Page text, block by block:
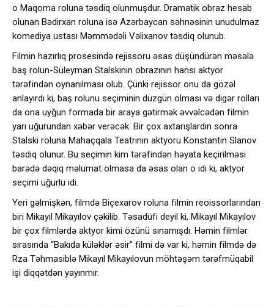
o Maqoma roluna təsdiq olunmuşdur. Dramatik obraz hesab
olunan Bədirxan roluna isə Azərbaycan səhnəsinin unudulmaz
komediya ustası Məmmədəli Vəlixanov təsdiq olunub.
Filmin hazırlıq prosesində rejissoru əsas düşündürən məsələ
baş rolun-Süleyman Stalskinin obrazının hansı aktyor
tərəfindən oynanılması olub. Çünki rejissor onu da gözəl
anlayırdı ki, baş rolunu seçiminin düzgün olması və digər rolları
da ona uyğun formada bir araya gətirmək əvvəlcədən filmin
yarı uğurundan xəbər verəcək. Bir çox axtarışlardın sonra
Stalski roluna Mahaçqala Teatrının aktyoru Konstantin Slanov
təsdiq olunur. Bu seçimin kim tərəfindən həyata keçirilməsi
barədə dəqiq məlumat olmasa da əsas olan o idi ki, aktyor
seçimi uğurlu idi.
Yeri gəlmişkən, filmdə Biçexarov roluna filmin reоissorlarından
biri Mikayıl Mikayılov çəkilib. Təsadüfi deyil ki, Mikayıl Mikayılov
bir çox filmlərdə aktyor kimi özünü sınamışdı. Həmin filmlər
sırasında “Bakıda küləklər əsir” filmi də var ki, həmin filmdə də
Rza Təhmasiblə Mikayıl Mikayılovun möhtəşəm tərəfmüqabil
işi diqqətdən yayınmır.